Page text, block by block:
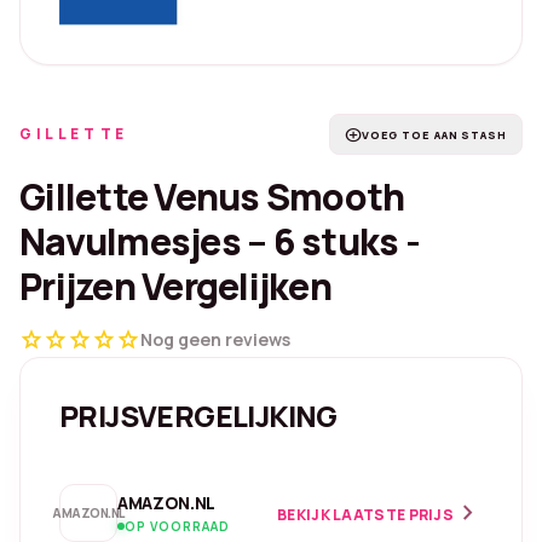
GILLETTE add_circleVOEG TOE AAN STASH
Gillette Venus Smooth
Navulmesjes – 6 stuks -
Prijzen Vergelijken
starstarstarstarstarNog geen reviews
PRIJSVERGELIJKING
AMAZON.NLAMAZON.NL
OP VOORRAAD
BEKIJK LAATSTE PRIJS chevron_right